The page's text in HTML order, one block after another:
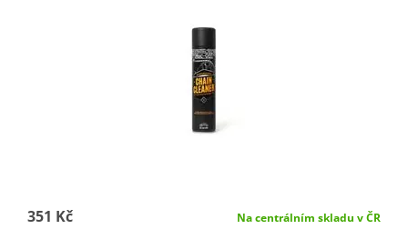
351 Kč Na centrálním skladu v ČR